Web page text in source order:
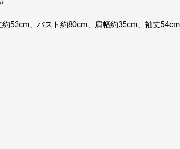
53cm、バスト約80cm、肩幅約35cm、袖丈54cm